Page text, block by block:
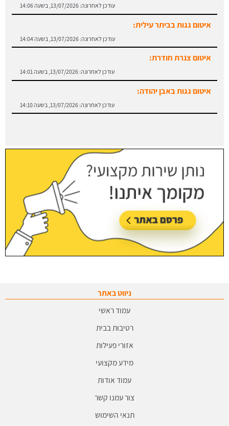
ניווט באתר
עמוד ראשי
רטיבות בבית
אזורי פעילות
מידע מקצועי
עמוד אודות
צור עמנו קשר
תנאי השימוש